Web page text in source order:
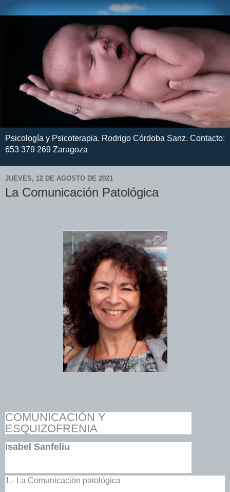
Psicología y Psicoterapia. Rodrigo Córdoba Sanz. Contacto:
653 379 269 Zaragoza
JUEVES, 12 DE AGOSTO DE 2021
La Comunicación Patológica
COMUNICACIÓN Y
ESQUIZOFRENIA
Isabel Sanfeliu
1.- La Comunicación patológica